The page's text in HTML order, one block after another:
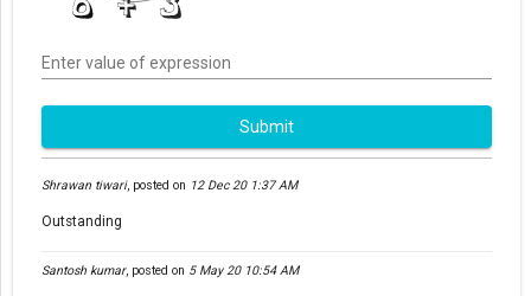
Enter value of expression
Submit
Shrawan tiwari, posted on 12 Dec 20 1:37 AM
Outstanding
Santosh kumar, posted on 5 May 20 10:54 AM